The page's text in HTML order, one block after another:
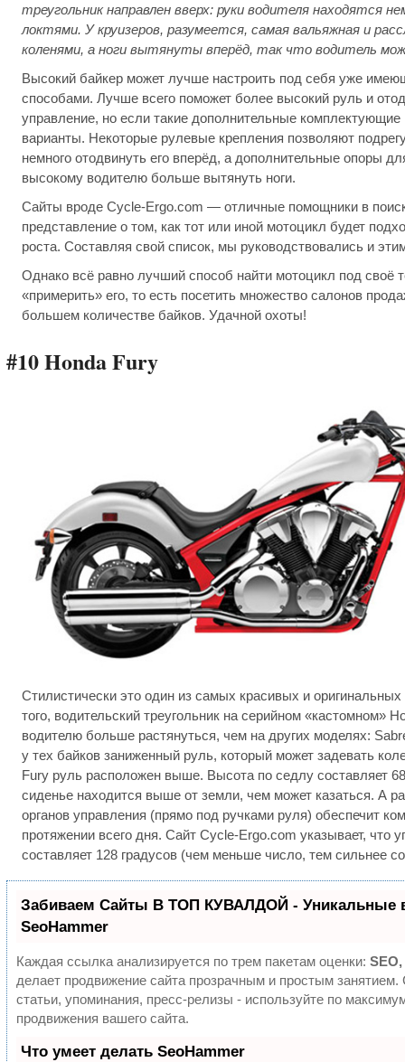
треугольник направлен вверх: руки водителя находятся
локтями. У круизеров, разумеется, самая вальяжная и
коленями, а ноги вытянуты вперёд, так что водитель
Высокий байкер может лучше настроить под себя уже
способами. Лучше всего поможет более высокий руль и
управление, но если такие дополнительные
варианты. Некоторые рулевые крепления позволяют
немного отодвинуть его вперёд, а дополнительные опоры
высокому водителю больше вытянуть ноги.
Сайты вроде Cycle-Ergo.com — отличные помощники в
представление о том, как тот или иной мотоцикл будет
роста. Составляя свой список, мы руководствовались и
Однако всё равно лучший способ найти мотоцикл под своё
«примерить» его, то есть посетить множество салонов
большем количестве байков. Удачной охоты!
#10 Honda Fury
Стилистически это один из самых красивых и
того, водительский треугольник на серийном «кастомном»
водителю больше растянуться, чем на других моделях:
у тех байков заниженный руль, который может задевать
Fury руль расположен выше. Высота по седлу составляет
сиденье находится выше от земли, чем может казаться. А
органов управления (прямо под ручками руля) обеспечит
протяжении всего дня. Сайт Cycle-Ergo.com указывает, что
составляет 128 градусов (чем меньше число, тем сильнее
Забиваем Сайты В ТОП КУВАЛДОЙ - Уникальные
SeoHammer
Каждая ссылка анализируется по трем пакетам оценки:
делает продвижение сайта прозрачным и простым
статьи, упоминания, пресс-релизы - используйте по
продвижения вашего сайта.
Что умеет делать SeoHammer